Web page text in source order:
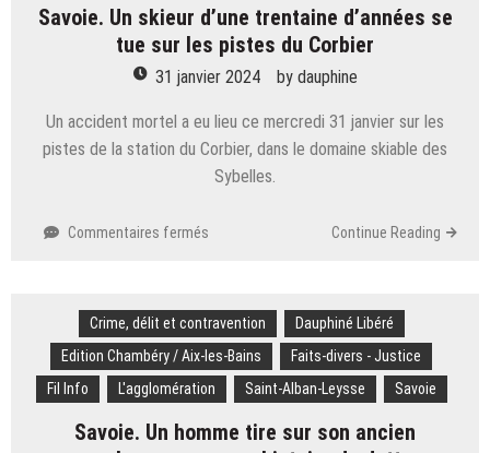
en
Haute-
Savoie
Savoie. Un skieur d’une trentaine d’années se
tue sur les pistes du Corbier
31 janvier 2024 by dauphine
Un accident mortel a eu lieu ce mercredi 31 janvier sur les
pistes de la station du Corbier, dans le domaine skiable des
Sybelles.
Commentaires fermés
d’une
trentaine
d’années
se
sur
Continue Reading
Crime, délit et contravention
Dauphiné Libéré
Edition Chambéry / Aix-les-Bains
Faits-divers - Justice
Fil Info
L'agglomération Saint-Alban-Leysse Savoie
Savoie. Un homme tire sur son ancien